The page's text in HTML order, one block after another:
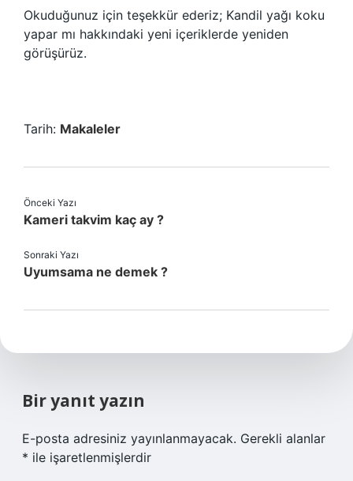
Okuduğunuz için teşekkür ederiz; Kandil yağı koku
yapar mı hakkındaki yeni içeriklerde yeniden
görüşürüz.
Tarih: Makaleler
Önceki Yazı
Kameri takvim kaç ay ?
Sonraki Yazı
Uyumsama ne demek ?
Bir yanıt yazın
E-posta adresiniz yayınlanmayacak. Gerekli alanlar
* ile işaretlenmişlerdir